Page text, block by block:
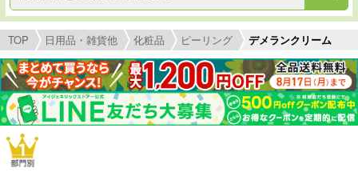
TOP 日用品・雑貨他 化粧品 ピーリング デメランクリーム